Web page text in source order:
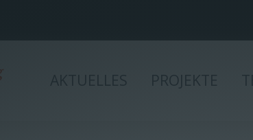
AKTUELLES PROJEKTE